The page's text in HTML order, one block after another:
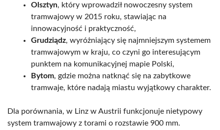
Olsztyn, który wprowadził nowoczesny system
tramwajowy w 2015 roku, stawiając na
innowacyjność i praktyczność,
Grudziądz, wyróżniający się najmniejszym systemem
tramwajowym w kraju, co czyni go interesującym
punktem na komunikacyjnej mapie Polski,
Bytom, gdzie można natknąć się na zabytkowe
tramwaje, które nadają miastu wyjątkowy charakter.
Dla porównania, w Linz w Austrii funkcjonuje nietypowy
system tramwajowy z torami o rozstawie 900 mm.